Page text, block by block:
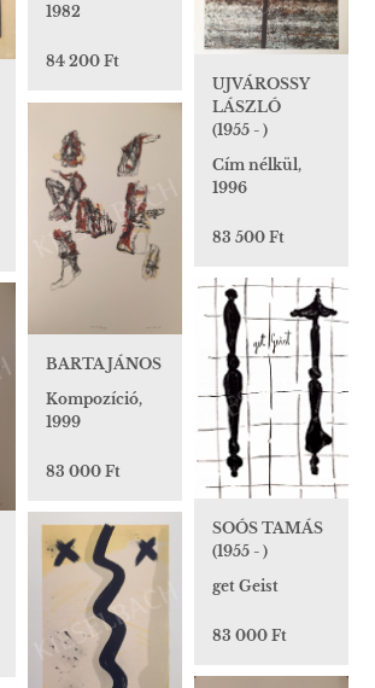
1982
84 200 Ft
UJVÁROSSY
LÁSZLÓ
(1955 - )
Cím nélkül,
1996
83 500 Ft
BARTA JÁNOS
Kompozíció,
1999
83 000 Ft
SOÓS TAMÁS
(1955 - )
get Geist
83 000 Ft